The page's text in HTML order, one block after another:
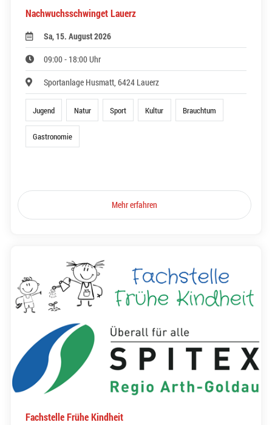
Nachwuchsschwinget Lauerz
Sa, 15. August 2026
09:00 - 18:00 Uhr
Sportanlage Husmatt, 6424 Lauerz
Jugend Natur Sport Kultur Brauchtum
Gastronomie
Mehr erfahren
Fachstelle Frühe Kindheit